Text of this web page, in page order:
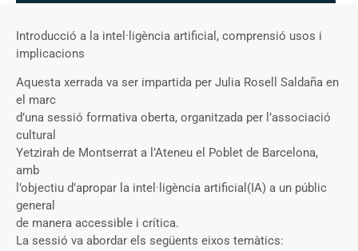
Introducció a la intel·ligència artificial, comprensió usos i
implicacions
Aquesta xerrada va ser impartida per Julia Rosell Saldaña en
el marc
d’una sessió formativa oberta, organitzada per l’associació
cultural
Yetzirah de Montserrat a l’Ateneu el Poblet de Barcelona,
amb
l’objectiu d’apropar la intel·ligència artificial(IA) a un públic
general
de manera accessible i crítica.
La sessió va abordar els següents eixos temàtics: